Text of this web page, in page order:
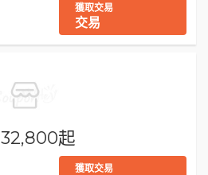
獲取交易
交易
起
獲取交易